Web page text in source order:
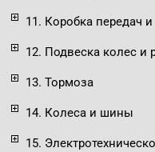
11. Коробка передач
12. Подвеска колес и
13. Тормоза
14. Колеса и шины
15.